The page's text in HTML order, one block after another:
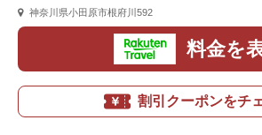
神奈川県小田原市根府川592
料金を
割引クーポンをチ